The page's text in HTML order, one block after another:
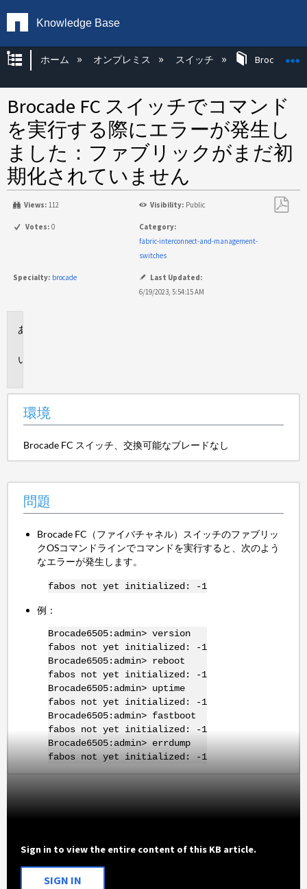
Knowledge Base
グローバル階層を展開/折りたたむ
ホーム オンプレミス スイッチ Brocade KB
Brocade FC スイッチでコマンド
を実行する際にエラーが発生し
ました：ファブリックがまだ初
期化されていません
Views: 112 Visibility: Public
Votes: 0
Category:
fabric-interconnect-and-management-
switches
Specialty: brocade
Last Updated:
6/19/2023, 5:54:15 AM
環境
Brocade FC スイッチ、交換可能なブレードなし
問題
Brocade FC（ファイバチャネル）スイッチのファブリッ
クOSコマンドラインでコマンドを実行すると、次のよう
なエラーが発生します。
fabos not yet initialized: -1
例：
Brocade6505:admin> version
fabos not yet initialized: -1
Brocade6505:admin> reboot
fabos not yet initialized: -1
Brocade6505:admin> uptime
fabos not yet initialized: -1
Brocade6505:admin> fastboot
fabos not yet initialized: -1
Brocade6505:admin> errdump
fabos not yet initialized: -1
Sign in to view the entire content of this KB article.
SIGN IN